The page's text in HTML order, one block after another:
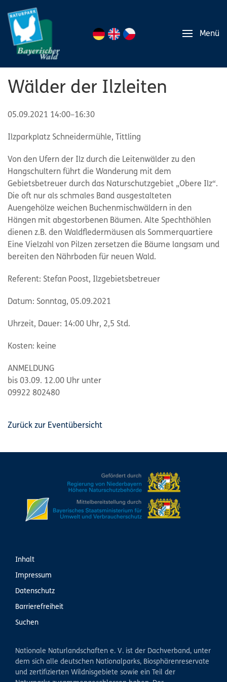
Menü
Wälder der Ilzleiten
05.09.2021 14:00–16:30
Ilzparkplatz Schneidermühle, Tittling
Von den Ufern der Ilz durch die Leitenwälder zu den
Hangschultern führt die Wanderung mit dem
Gebietsbetreuer durch das Naturschutzgebiet „Obere Ilz“.
Die oft nur als schmales Band ausgestalteten
Auengehölze weichen Buchenmischwäldern in den
Hängen mit abgestorbenen Bäumen. Alte Spechthöhlen
dienen z.B. den Waldfledermäusen als Sommerquartiere
Eine Vielzahl von Pilzen zersetzen die Bäume langsam und
bereiten den Nährboden für neuen Wald.
Referent: Stefan Poost, Ilzgebietsbetreuer
Datum: Sonntag, 05.09.2021
Uhrzeit, Dauer: 14:00 Uhr, 2,5 Std.
Kosten: keine
ANMELDUNG
bis 03.09. 12.00 Uhr unter
09922 802480
Zurück zur Eventübersicht
Inhalt
Impressum
Datenschutz
Barrierefreiheit
Suchen
Nationale Naturlandschaften e. V. ist der Dachverband, unter
dem sich alle deutschen Nationalparks, Biosphärenreservate
und zertifizierten Wildnisgebiete sowie ein Teil der